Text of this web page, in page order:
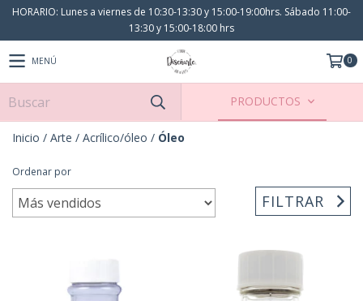
HORARIO: Lunes a viernes de 10:30-13:30 y 15:00-19:00hrs. Sábado 11:00-
13:30 y 15:00-18:00 hrs
MENÚ 0
PRODUCTOS
Inicio / Arte / Acrílico/óleo / Óleo
Ordenar por
FILTRAR